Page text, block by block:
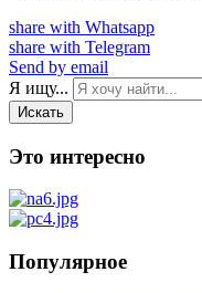
share with Whatsapp
share with Telegram
Send by email
Я ищу...
Искать
Это интересно
Популярное